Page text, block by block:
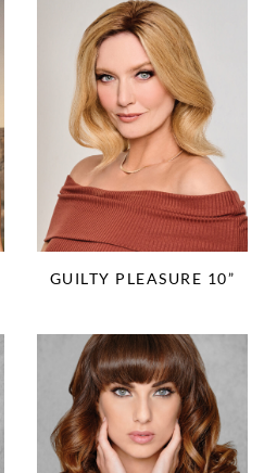
GUILTY PLEASURE 10”